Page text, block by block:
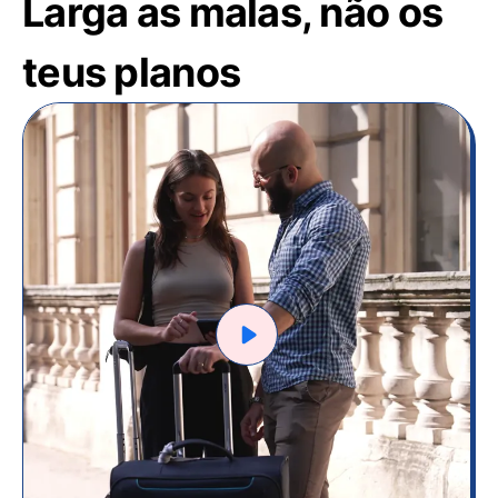
Larga as malas, não os
teus planos